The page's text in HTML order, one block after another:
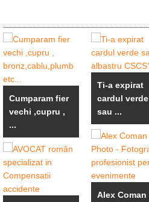
Cumparam fier
vechi ,cupru ,
...
Ti-a expirat
cardul verde
sau ...
Alex Coman